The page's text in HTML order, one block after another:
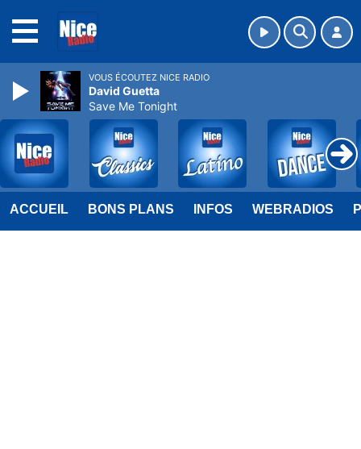
ACCUEIL BONS PLANS INFOS WEBRADIOS
VOUS ÉCOUTEZ NICE RADIO
David Guetta
Save Me Tonight